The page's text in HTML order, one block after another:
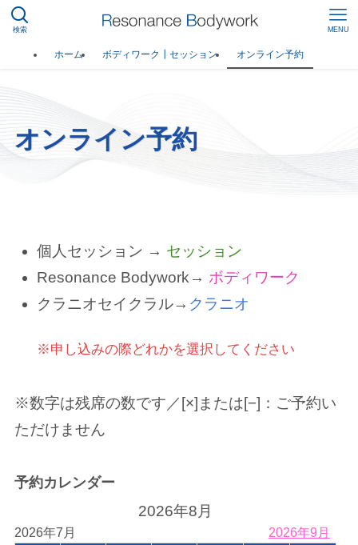
検索 MENU
ホーム ボディワーク┃セッション オンライン予約
オンライン予約
個人セッション → セッション
Resonance Bodywork→ ボディワーク
クラニオセイクラル→ クラニオ
※申し込みの際どれかを選択してください
※数字は残席の数です／[×]または[−]：ご予約い
ただけません
予約カレンダー
2026年8月
2026年7月 2026年9月